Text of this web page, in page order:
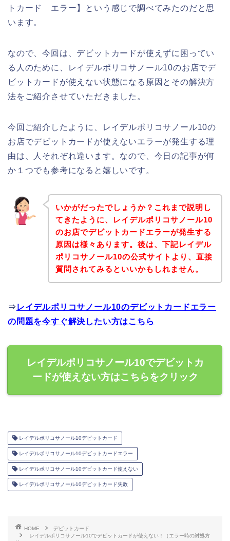
トカード エラー】という感じで調べてみたのだと思
います。
なので、今回は、デビットカードが使えずに困ってい
る人のために、レイデルポリコサノール10のお店でデ
ビットカードが使えない状態になる原因とその解決方
法をご紹介させていただきました。
今回ご紹介したように、レイデルポリコサノール10の
お店でデビットカードが使えないエラーが発生する理
由は、人それぞれ違います。なので、今日の記事が何
か１つでも参考になると嬉しいです。
いかがだったでしょうか？これまで説明し
てきたように、レイデルポリコサノール10
のお店でデビットカードエラーが発生する
原因は様々あります。後は、下記レイデル
ポリコサノール10の公式サイトより、直接
質問されてみるといいかもしれません。
⇒ レイデルポリコサノール10のデビットカードエラー
の問題を今すぐ解決したい方はこちら
レイデルポリコサノール10でデビットカ
ードが使えない方はこちらをクリック
レイデルポリコサノール10デビットカード
レイデルポリコサノール10デビットカードエラー
レイデルポリコサノール10デビットカード使えない
レイデルポリコサノール10デビットカード失敗
HOME
デビットカード
レイデルポリコサノール10でデビットカードが使えない！（エラー時の対処方